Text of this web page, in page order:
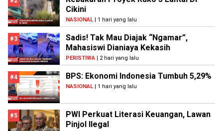
Cikini
NASIONAL | 1 hari yang lalu
#3
Sadis! Tak Mau Diajak “Ngamar”,
Mahasiswi Dianiaya Kekasih
PERISTIWA | 2 hari yang lalu
#4 BPS: Ekonomi Indonesia Tumbuh 5,29%
NASIONAL | 1 hari yang lalu
#5
PWI Perkuat Literasi Keuangan, Lawan
Pinjol Ilegal